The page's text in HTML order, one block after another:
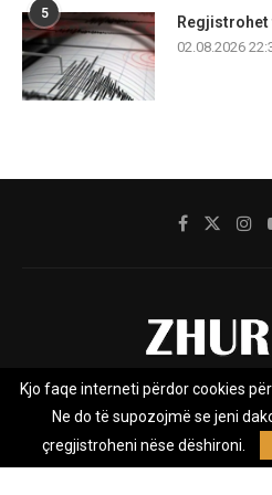
5
Regjistrohet
02.08.2026
Rreth nesh Impresumi
Privacy
Zhurnal.mk është Agjenci e
Kjo faqe interneti përdor cookies
Ne do të supozojmë se jeni
çregjistroheni nëse dëshironi.